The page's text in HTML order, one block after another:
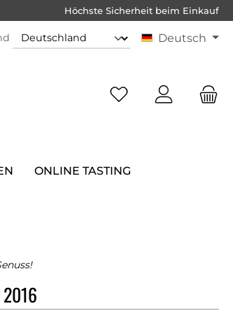
Höchste Sicherheit beim Einkauf
Deutsch
ONLINE TASTING